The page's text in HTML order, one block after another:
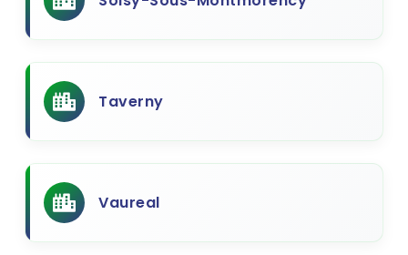
Taverny
Vaureal